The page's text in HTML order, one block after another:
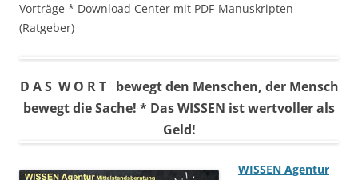
Vorträge * Download Center mit PDF-Manuskripten
(Ratgeber)
D A S W O R T bewegt den Menschen, der Mensch
bewegt die Sache! * Das WISSEN ist wertvoller als
Geld!
WISSEN Agentur